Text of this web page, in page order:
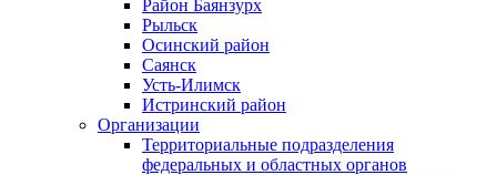
Район Баянзурх
Рыльск
Осинский район
Саянск
Усть-Илимск
Истринский район
Организации
Территориальные подразделения
федеральных и областных органов